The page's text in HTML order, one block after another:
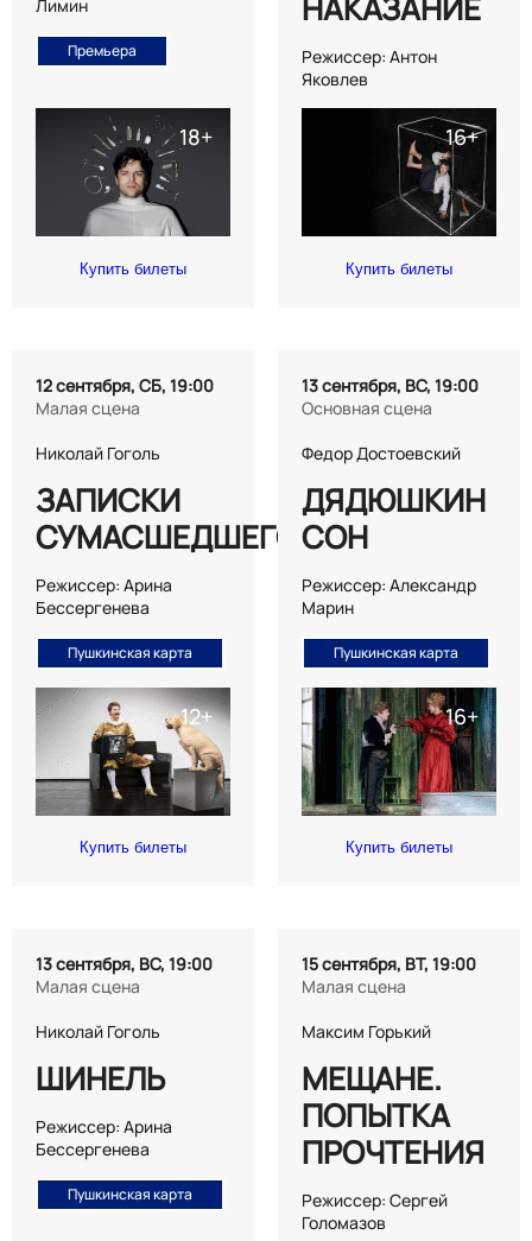
Лимин
Премьера
Купить билеты
НАКАЗАНИЕ
Режиссер: Антон
Яковлев
Купить билеты
12 сентября, СБ, 19:00
Малая сцена
Николай Гоголь
ЗАПИСКИ
СУМАСШЕДШЕГО
Режиссер: Арина
Бессергенева
Пушкинская карта
Купить билеты
13 сентября, ВС, 19:00
Основная сцена
Федор Достоевский
ДЯДЮШКИН
СОН
Режиссер: Александр
Марин
Пушкинская карта
Купить билеты
13 сентября, ВС, 19:00
Малая сцена
Николай Гоголь
ШИНЕЛЬ
Режиссер: Арина
Бессергенева
Пушкинская карта
15 сентября, ВТ, 19:00
Малая сцена
Максим Горький
МЕЩАНЕ.
ПОПЫТКА
ПРОЧТЕНИЯ
Режиссер: Сергей
Голомазов